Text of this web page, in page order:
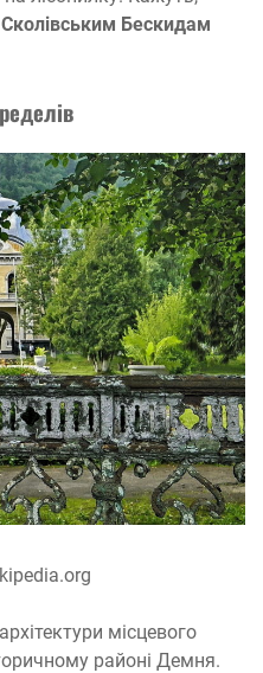
Сколівським Бескидам
ів
місцевого
районі Демня.